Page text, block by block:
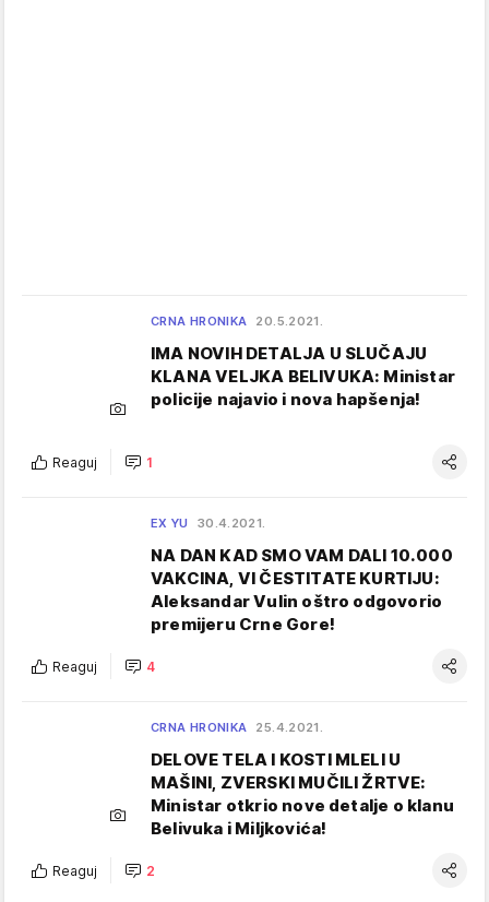
CRNA HRONIKA 20.5.2021.
IMA NOVIH DETALJA U SLUČAJU
KLANA VELJKA BELIVUKA: Ministar
policije najavio i nova hapšenja!
Reaguj 1
EX YU 30.4.2021.
NA DAN KAD SMO VAM DALI 10.000
VAKCINA, VI ČESTITATE KURTIJU:
Aleksandar Vulin oštro odgovorio
premijeru Crne Gore!
Reaguj 4
CRNA HRONIKA 25.4.2021.
DELOVE TELA I KOSTI MLELI U
MAŠINI, ZVERSKI MUČILI ŽRTVE:
Ministar otkrio nove detalje o klanu
Belivuka i Miljkovića!
Reaguj 2